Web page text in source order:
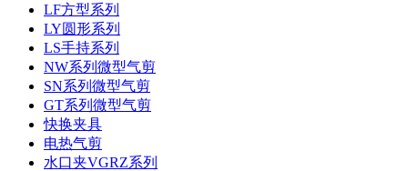
LF方型系列
LY圆形系列
LS手持系列
NW系列微型气剪
SN系列微型气剪
GT系列微型气剪
快换夹具
电热气剪
水口夹VGRZ系列